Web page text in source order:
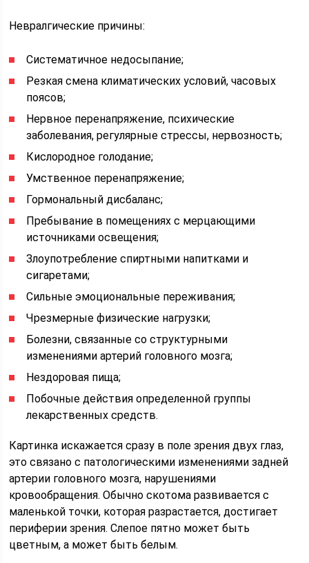
Невралгические причины:
Систематичное недосыпание;
Резкая смена климатических условий, часовых
поясов;
Нервное перенапряжение, психические
заболевания, регулярные стрессы, нервозность;
Кислородное голодание;
Умственное перенапряжение;
Гормональный дисбаланс;
Пребывание в помещениях с мерцающими
источниками освещения;
Злоупотребление спиртными напитками и
сигаретами;
Сильные эмоциональные переживания;
Чрезмерные физические нагрузки;
Болезни, связанные со структурными
изменениями артерий головного мозга;
Нездоровая пища;
Побочные действия определенной группы
лекарственных средств.
Картинка искажается сразу в поле зрения двух глаз,
это связано с патологическими изменениями задней
артерии головного мозга, нарушениями
кровообращения. Обычно скотома развивается с
маленькой точки, которая разрастается, достигает
периферии зрения. Слепое пятно может быть
цветным, а может быть белым.